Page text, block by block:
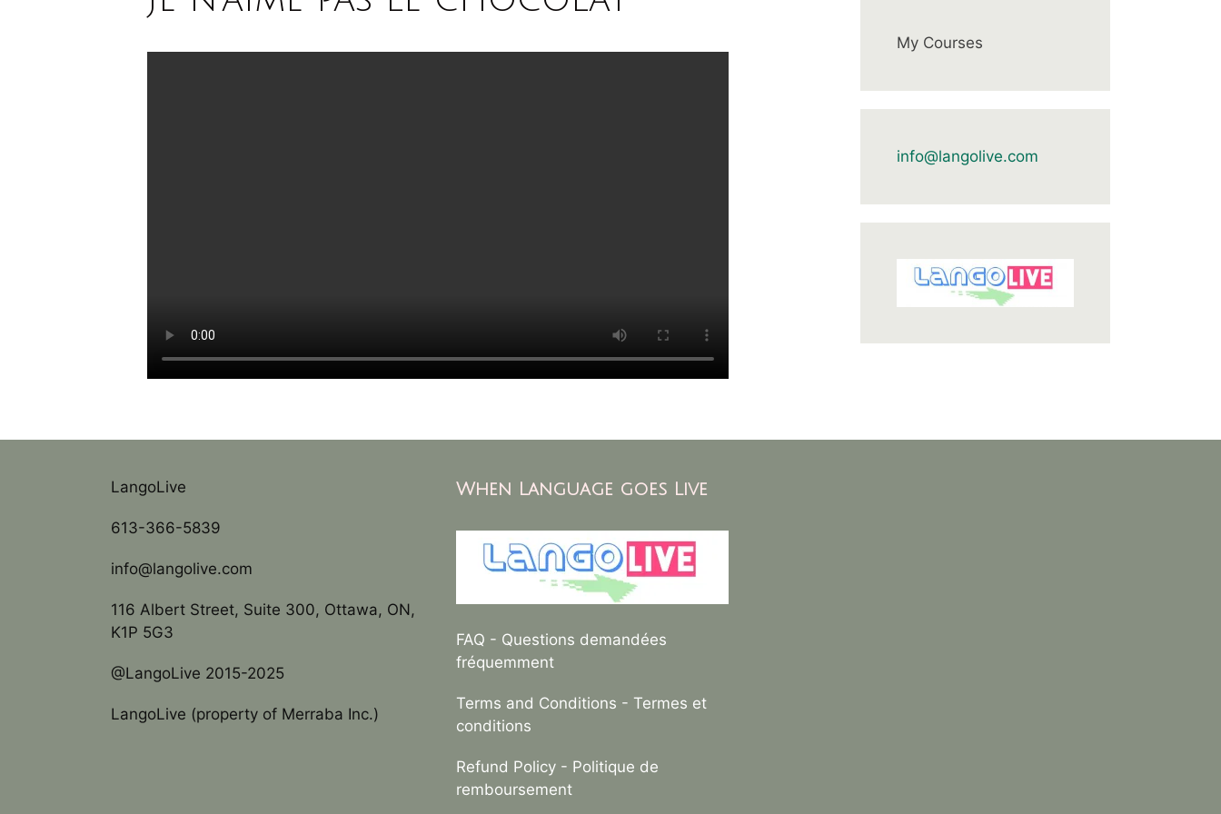
My Courses
info@langolive.com
LangoLive
613-366-5839
info@langolive.com
116 Albert Street, Suite 300, Ottawa, ON,
K1P 5G3
@LangoLive 2015-2025
LangoLive (property of Merraba Inc.)
When Language goes Live
FAQ - Questions demandées
fréquemment
Terms and Conditions - Termes et
conditions
Refund Policy - Politique de
remboursement